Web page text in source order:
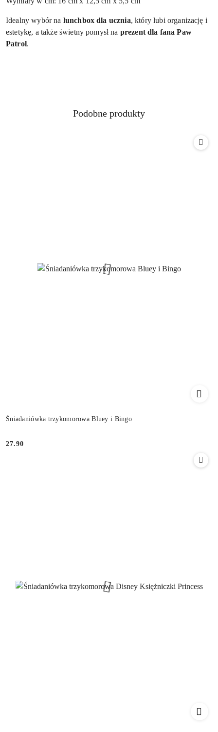
Idealny wybór na lunchbox dla ucznia, który lubi organizację i
estetykę, a także świetny pomysł na prezent dla fana Paw
Patrol.
Pomiń karuzelę produktów
Produkty
Podobne produkty
Śniadaniówka trzykomorowa Bluey i Bingo
Cena:
27.90